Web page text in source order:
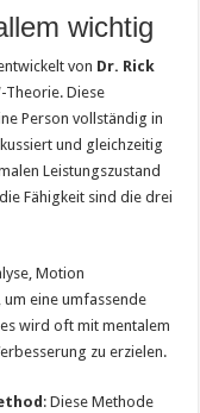
wichtig
von Dr. Rick
Theorie. Diese
Person vollständig in
und gleichzeitig
Leistungszustand
Fähigkeit sind die drei
Motion
eine umfassende
wird oft mit mentalem
zu erzielen.
: Diese Methode